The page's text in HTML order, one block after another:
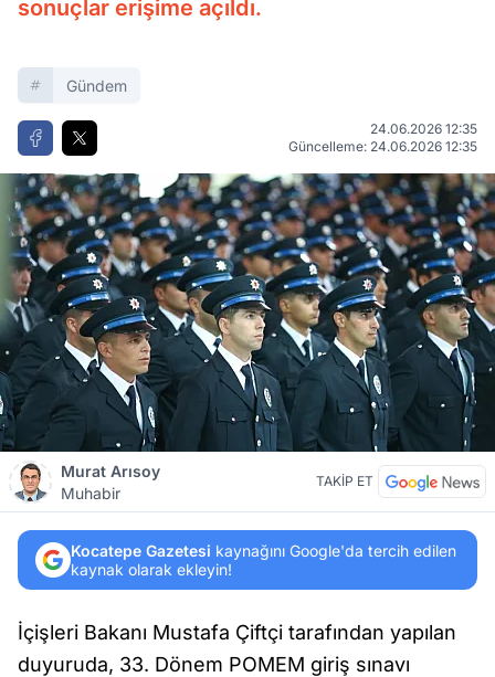
sonuçlar erişime açıldı.
Gündem
24.06.2026 12:35
Güncelleme: 24.06.2026 12:35
Murat Arısoy
Muhabir
TAKİP ET
Kocatepe Gazetesi kaynağını Google'da tercih edilen
kaynak olarak ekleyin!
İçişleri Bakanı Mustafa Çiftçi tarafından yapılan
duyuruda, 33. Dönem POMEM giriş sınavı